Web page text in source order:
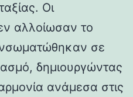
Οι
αλλοίωσαν το
σε
δημιουργώντας
ανάμεσα στις